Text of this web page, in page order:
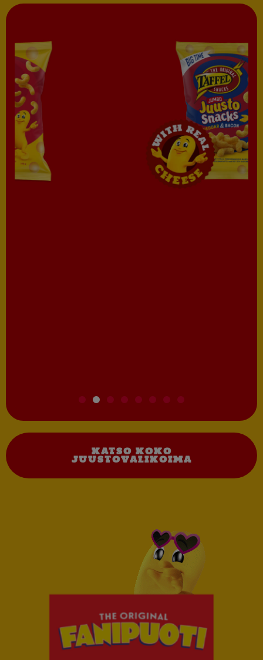
Jumbo Juusto Snacks
Cheddar & Bacon
KATSO KOKO
JUUSTOVALIKOIMA